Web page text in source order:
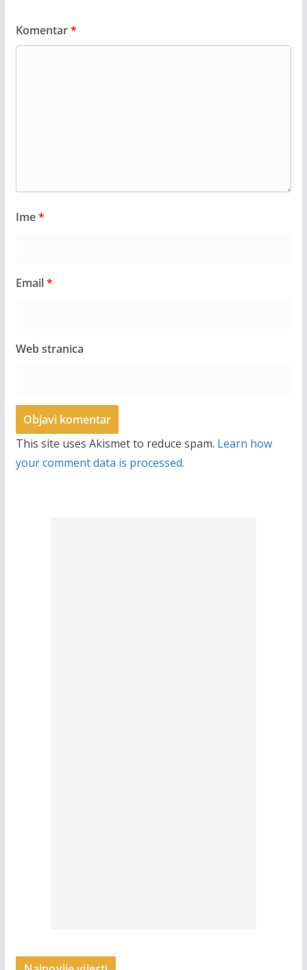
Komentar*
Ime*
Email*
Web stranica
This site uses Akismet to reduce spam. Learn how
your comment data is processed.